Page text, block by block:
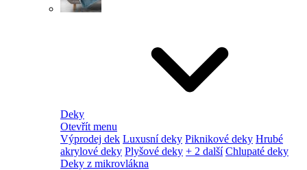
Deky
Otevřít menu
Výprodej dek Luxusní deky Piknikové deky Hrubé
akrylové deky Plyšové deky + 2 další Chlupaté deky
Deky z mikrovlákna